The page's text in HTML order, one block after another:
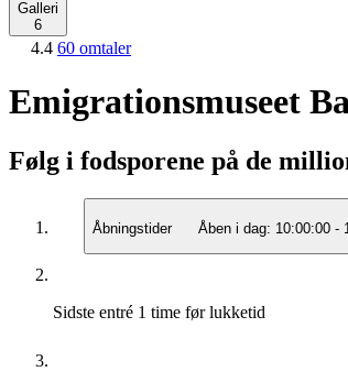
Galleri
6
4.4 60 omtaler
Emigrationsmuseet
Følg i fodsporene på de
Åbningstider Åben i dag: 10:00:00 -
Sidste entré 1 time før lukketid